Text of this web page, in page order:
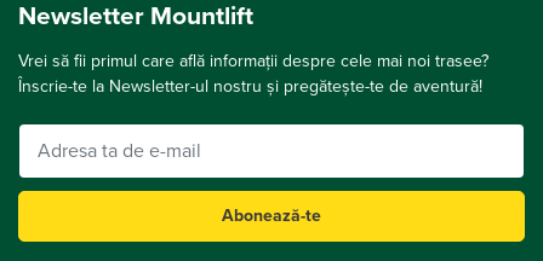
Newsletter Mountlift
Vrei să fii primul care află informații despre cele mai noi trasee?
Înscrie-te la Newsletter-ul nostru și pregătește-te de aventură!
Abonează-te